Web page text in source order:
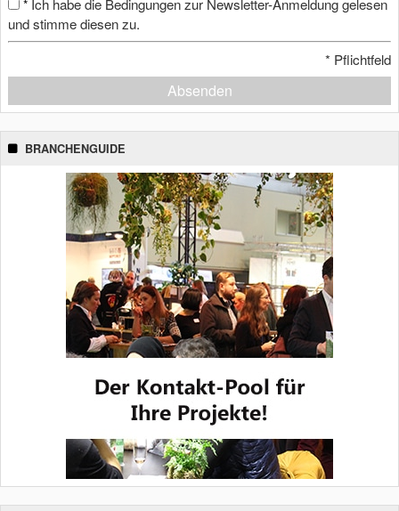
* Ich habe die Bedingungen zur Newsletter-Anmeldung gelesen
und stimme diesen zu.
* Pflichtfeld
Absenden
BRANCHENGUIDE